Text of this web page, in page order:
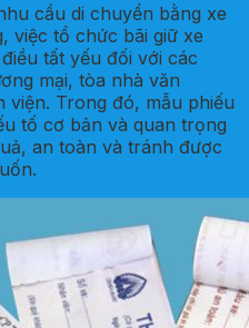
cầu di chuyển bằng xe
việc tổ chức bãi giữ xe
tất yếu đối với các
mại, tòa nhà văn
Trong đó, mẫu phiếu
tố cơ bản và quan trọng
an toàn và tránh được